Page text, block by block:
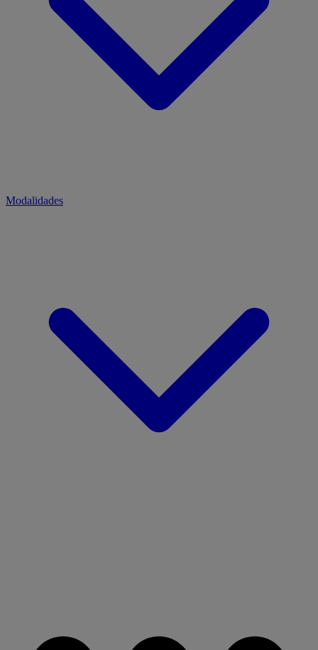
Modalidades